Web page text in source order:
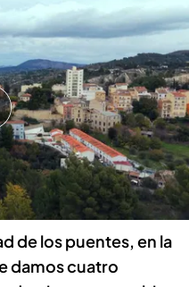
Cuatro Mediterráneo!
se gira hacia el
viaje te
viajar y volver a
de los puentes, en la
damos cuatro